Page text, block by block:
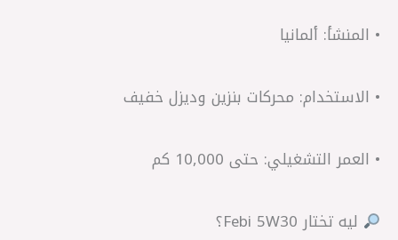
• المنشأ: ألمانيا
• الاستخدام: محركات بنزين وديزل خفيف
• العمر التشغيلي: حتى 10,000 كم
ليه تختار Febi 5W30؟